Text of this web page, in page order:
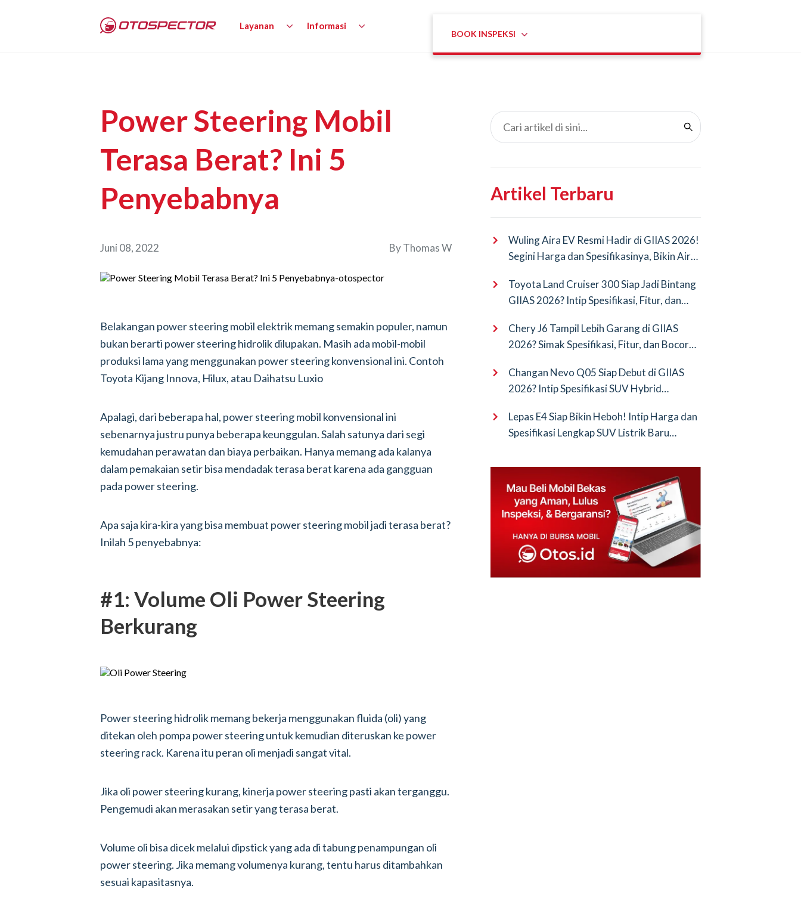
Layanan Informasi
Power Steering Mobil
Terasa Berat? Ini 5
Penyebabnya
Juni 08, 2022 ByThomas W
Belakangan power steering mobil elektrik memang semakin populer, namun
bukan berarti power steering hidrolik dilupakan. Masih ada mobil-mobil
produksi lama yang menggunakan power steering konvensional ini. Contoh
Toyota Kijang Innova, Hilux, atau Daihatsu Luxio
Apalagi, dari beberapa hal, power steering mobil konvensional ini
sebenarnya justru punya beberapa keunggulan. Salah satunya dari segi
kemudahan perawatan dan biaya perbaikan. Hanya memang ada kalanya
dalam pemakaian setir bisa mendadak terasa berat karena ada gangguan
pada power steering.
Apa saja kira-kira yang bisa membuat power steering mobil jadi terasa berat?
Inilah 5 penyebabnya:
#1: Volume Oli Power Steering
Berkurang
Power steering hidrolik memang bekerja menggunakan fluida (oli) yang
ditekan oleh pompa power steering untuk kemudian diteruskan ke power
steering rack. Karena itu peran oli menjadi sangat vital.
Jika oli power steering kurang, kinerja power steering pasti akan terganggu.
Pengemudi akan merasakan setir yang terasa berat.
Volume oli bisa dicek melalui dipstick yang ada di tabung penampungan oli
power steering. Jika memang volumenya kurang, tentu harus ditambahkan
sesuai kapasitasnya.
Artikel Terbaru
Wuling Aira EV Resmi Hadir di GIIAS 2026!
Segini Harga dan Spesifikasinya, Bikin Air
Toyota Land Cruiser 300 Siap Jadi Bintang
GIIAS 2026? Intip Spesifikasi, Fitur, dan
Chery J6 Tampil Lebih Garang di GIIAS
2026? Simak Spesifikasi, Fitur, dan Bocoran
Changan Nevo Q05 Siap Debut di GIIAS
2026? Intip Spesifikasi SUV Hybrid
Lepas E4 Siap Bikin Heboh! Intip Harga dan
Spesifikasi Lengkap SUV Listrik Baru
BOOK INSPEKSI